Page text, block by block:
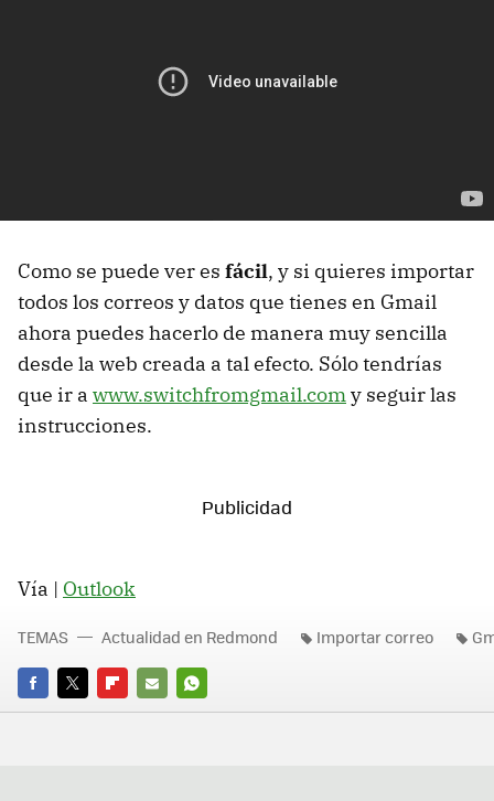
Como se puede ver es fácil, y si quieres importar
todos los correos y datos que tienes en Gmail
ahora puedes hacerlo de manera muy sencilla
desde la web creada a tal efecto. Sólo tendrías
que ir a www.switchfromgmail.comy seguir las
instrucciones.
Vía | Outlook
FACEBOOK
TWITTERFLIPBOARD
E-
WHATSAPP
TEMAS Actualidad en Redmond Importar correo